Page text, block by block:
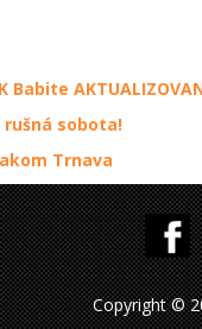
sobota!
Trnava
Copyright ©